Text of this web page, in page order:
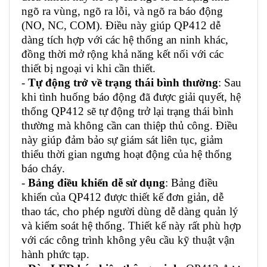
ngõ ra vùng, ngõ ra lỗi, và ngõ ra báo động
(NO, NC, COM). Điều này giúp QP412 dễ
dàng tích hợp với các hệ thống an ninh khác,
đồng thời mở rộng khả năng kết nối với các
thiết bị ngoại vi khi cần thiết.
- Tự động trở về trạng thái bình thường: Sau
khi tình huống báo động đã được giải quyết, hệ
thống QP412 sẽ tự động trở lại trạng thái bình
thường mà không cần can thiệp thủ công. Điều
này giúp đảm bảo sự giám sát liên tục, giảm
thiểu thời gian ngưng hoạt động của hệ thống
báo cháy.
- Bảng điều khiển dễ sử dụng: Bảng điều
khiển của QP412 được thiết kế đơn giản, dễ
thao tác, cho phép người dùng dễ dàng quản lý
và kiểm soát hệ thống. Thiết kế này rất phù hợp
với các công trình không yêu cầu kỹ thuật vận
hành phức tạp.